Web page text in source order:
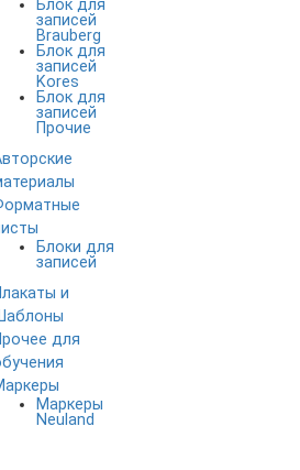
Блок для
записей
Brauberg
Блок для
записей
Kores
Блок для
записей
Прочие
Блоки для
записей
и
для
Маркеры
Neuland